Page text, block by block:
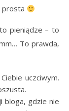
prosta
pieniądze – to
To prawda,
uczciwym.
bloga, gdzie nie